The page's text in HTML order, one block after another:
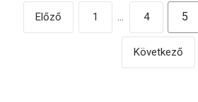
Előző 1 … 4 5
Következő